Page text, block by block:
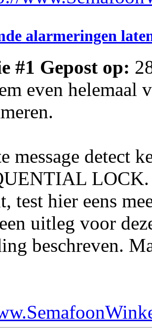
alarmeringen
#1 Gepost op:
even helemaal
message detect
LOCK.
test hier eens
uitleg voor
beschreven.